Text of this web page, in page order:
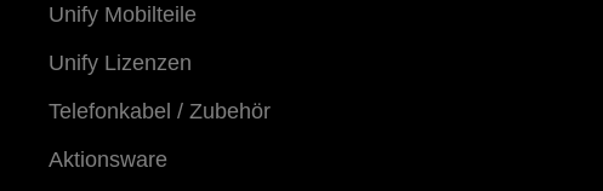
Unify Mobilteile
Unify Lizenzen
Telefonkabel / Zubehör
Aktionsware